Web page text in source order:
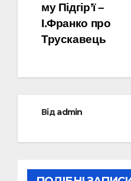
му Підгір’ї –
І.Франко про
Трускавець
Відadmin